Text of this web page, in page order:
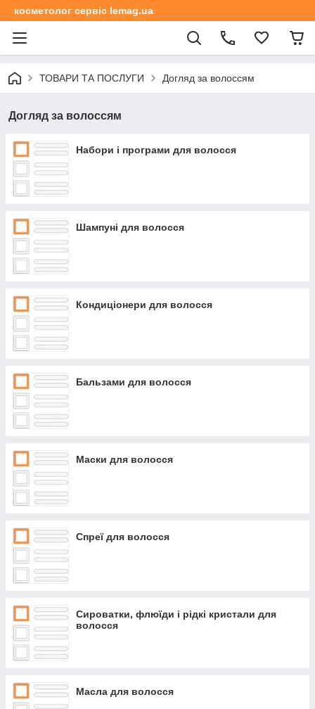
косметолог сервіс lemag.ua
ТОВАРИ ТА ПОСЛУГИ Догляд за волоссям
Догляд за волоссям
Набори і програми для волосся
Шампуні для волосся
Кондиціонери для волосся
Бальзами для волосся
Маски для волосся
Спреї для волосся
Сироватки, флюїди і рідкі кристали для
волосся
Масла для волосся